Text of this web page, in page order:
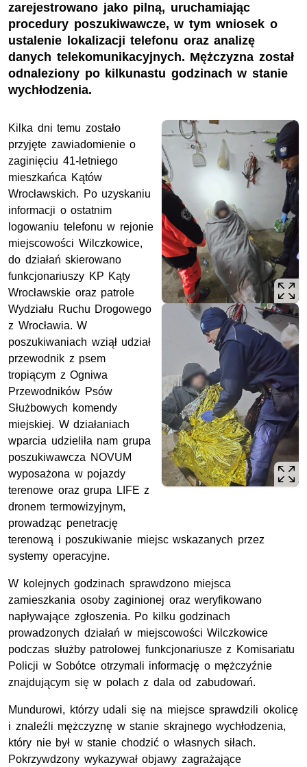
zarejestrowano jako pilną, uruchamiając
procedury poszukiwawcze, w tym wniosek o
ustalenie lokalizacji telefonu oraz analizę
danych telekomunikacyjnych. Mężczyzna został
odnaleziony po kilkunastu godzinach w stanie
wychłodzenia.
Kilka dni temu zostało
przyjęte zawiadomienie o
zaginięciu 41-letniego
mieszkańca Kątów
Wrocławskich. Po uzyskaniu
informacji o ostatnim
logowaniu telefonu w rejonie
miejscowości Wilczkowice,
do działań skierowano
funkcjonariuszy KP Kąty
Wrocławskie oraz patrole
Wydziału Ruchu Drogowego
z Wrocławia. W
poszukiwaniach wziął udział
przewodnik z psem
tropiącym z Ogniwa
Przewodników Psów
Służbowych komendy
miejskiej. W działaniach
wparcia udzieliła nam grupa
poszukiwawcza NOVUM
wyposażona w pojazdy
terenowe oraz grupa LIFE z
dronem termowizyjnym,
prowadząc penetrację
terenową i poszukiwanie miejsc wskazanych przez
systemy operacyjne.
W kolejnych godzinach sprawdzono miejsca
zamieszkania osoby zaginionej oraz weryfikowano
napływające zgłoszenia. Po kilku godzinach
prowadzonych działań w miejscowości Wilczkowice
podczas służby patrolowej funkcjonariusze z Komisariatu
Policji w Sobótce otrzymali informację o mężczyźnie
znajdującym się w polach z dala od zabudowań.
Mundurowi, którzy udali się na miejsce sprawdzili okolicę
i znaleźli mężczyznę w stanie skrajnego wychłodzenia,
który nie był w stanie chodzić o własnych siłach.
Pokrzywdzony wykazywał objawy zagrażające